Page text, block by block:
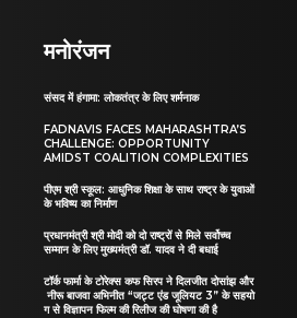
मनोरंजन
संसद में हंगामा: लोकतंत्र के लिए शर्मनाक
FADNAVIS FACES MAHARASHTRA’S
CHALLENGE: OPPORTUNITY
AMIDST COALITION COMPLEXITIES
पीएम श्री स्कूल: आधुनिक शिक्षा के साथ राष्ट्र के युवाओं
के भविष्य का निर्माण
प्रधानमंत्री श्री मोदी को दो राष्ट्रों से मिले सर्वोच्च
सम्मान के लिए मुख्यमंत्री डॉ. यादव ने दी बधाई
टॉर्क फार्मा के टोरेक्स कफ सिरप ने दिलजीत दोसांझ और
नीरू बाजवा अभिनीत “जट्ट एंड जूलियट 3” के सहयो
ग से विज्ञापन फिल्म की रिलीज की घोषणा की है